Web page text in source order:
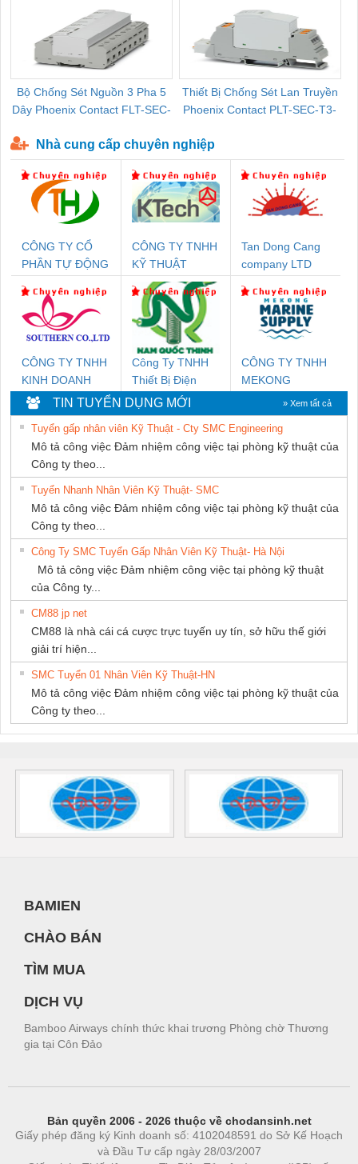
Bộ Chống Sét Nguồn 3 Pha 5
Dây Phoenix Contact FLT-SEC-
Thiết Bị Chống Sét Lan Truyền
Phoenix Contact PLT-SEC-T3-
Nhà cung cấp chuyên nghiệp
CÔNG TY CỔ
PHẦN TỰ ĐỘNG
CÔNG TY TNHH
KỸ THUẬT
KTECH VIỆT
NAM
Tan Dong Cang
company LTD
CÔNG TY TNHH
KINH DOANH
DỊCH VỤ XNK
PHƯƠNG NAM
Công Ty TNHH
Thiết Bị Điện
Nam Quốc Thịnh
CÔNG TY TNHH
MEKONG
SUPPLY
TIN TUYỂN DỤNG MỚI » Xem tất cả
Tuyển gấp nhân viên Kỹ Thuật - Cty SMC Engineering
Mô tả công việc Đảm nhiệm công việc tại phòng kỹ thuật của
Công ty theo...
Tuyển Nhanh Nhân Viên Kỹ Thuật- SMC
Mô tả công việc Đảm nhiệm công việc tại phòng kỹ thuật của
Công ty theo...
Công Ty SMC Tuyển Gấp Nhân Viên Kỹ Thuật- Hà Nội
Mô tả công việc Đảm nhiệm công việc tại phòng kỹ thuật
của Công ty...
CM88 jp net
CM88 là nhà cái cá cược trực tuyến uy tín, sở hữu thế giới
giải trí hiện...
SMC Tuyển 01 Nhân Viên Kỹ Thuật-HN
Mô tả công việc Đảm nhiệm công việc tại phòng kỹ thuật của
Công ty theo...
BAMIEN
CHÀO BÁN
TÌM MUA
DỊCH VỤ
Bamboo Airways chính thức khai trương Phòng chờ Thương
gia tại Côn Đảo
Bản quyền 2006 - 2026 thuộc về chodansinh.net
Giấy phép đăng ký Kinh doanh số: 4102048591 do Sở Kế Hoạch
và Đầu Tư cấp ngày 28/03/2007